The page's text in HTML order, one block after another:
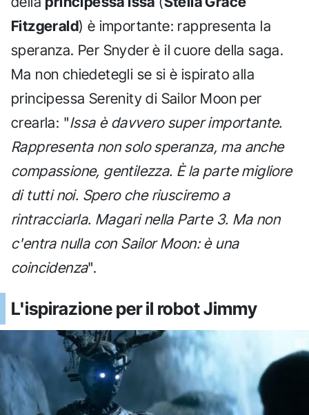
Fitzgerald) è importante: rappresenta la
speranza. Per Snyder è il cuore della saga.
Ma non chiedetegli se si è ispirato alla
principessa Serenity di Sailor Moon per
crearla: "Issa è davvero super importante.
Rappresenta non solo speranza, ma anche
compassione, gentilezza. È la parte migliore
di tutti noi. Spero che riusciremo a
rintracciarla. Magari nella Parte 3. Ma non
c'entra nulla con Sailor Moon: è una
coincidenza".
L'ispirazione per il robot Jimmy